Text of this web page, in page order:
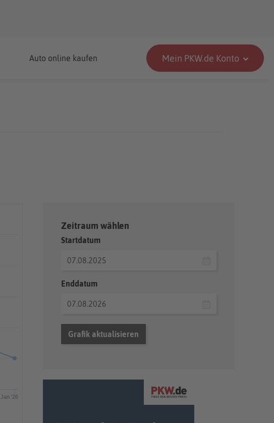
Auto online kaufen Mein PKW.de Konto
Jan '26
Zeitraum wählen
Startdatum
Enddatum
Grafik aktualisieren